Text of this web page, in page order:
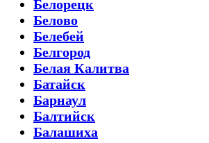
Белорецк
Белово
Белебей
Белгород
Белая Калитва
Батайск
Барнаул
Балтийск
Балашиха